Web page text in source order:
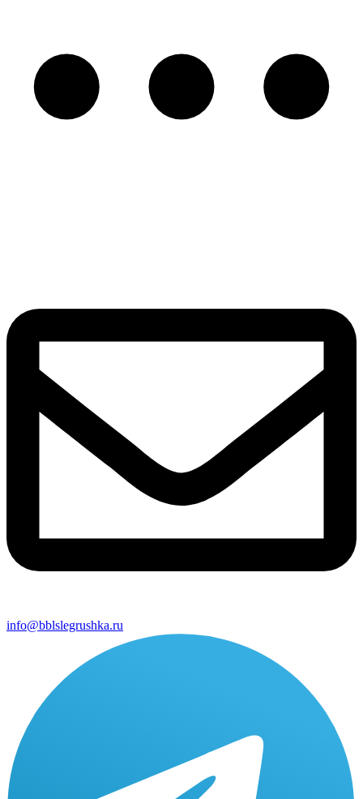
info@bblslegrushka.ru